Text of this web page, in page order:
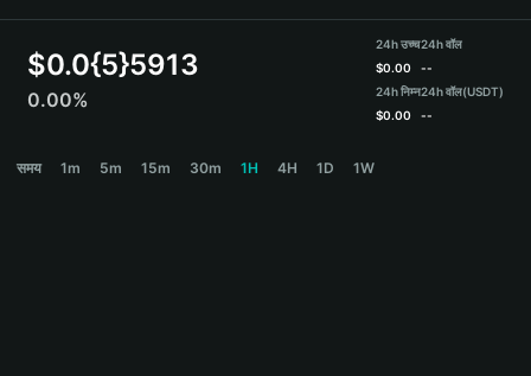
Español
$0.0{5}5913
0.00%
24h उच्च
$0.00
24h निम्न
$0.00
24h वॉल
--
24h वॉल(USDT)
--
समय 1m 5m 15m 30m 1H 4H 1D 1W